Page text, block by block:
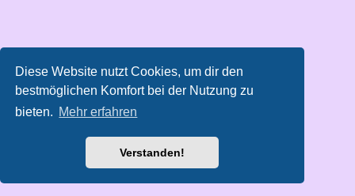
Diese Website nutzt Cookies, um dir den
bestmöglichen Komfort bei der Nutzung zu
bieten. Mehr erfahren
Verstanden!